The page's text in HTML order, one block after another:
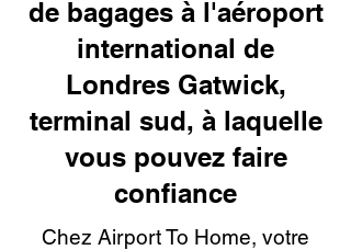
de bagages à l'aéroport
international de
Londres Gatwick,
terminal sud, à laquelle
vous pouvez faire
confiance
Chez Airport To Home, votre